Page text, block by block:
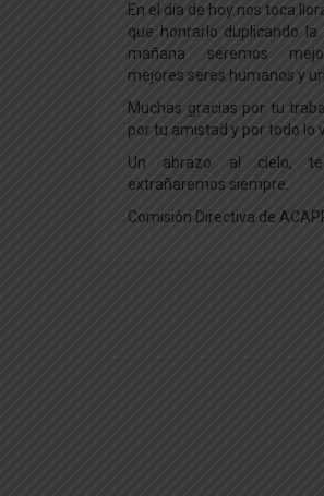
En el día de hoy nos toca
que honrarlo duplicando
mañana seremos
mejores seres humanos y
Muchas gracias por tu
por tu amistad y por todo lo
Un abrazo al cielo,
extrañaremos siempre.
Comisión Directiva de